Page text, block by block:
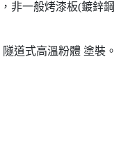
非一般烤漆板(鍍鋅鋼
道式高溫粉體 塗裝。